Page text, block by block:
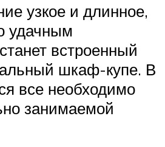
узкое и длинное,
удачным
встроенный
шкаф-купе. В
все необходимо
занимаемой